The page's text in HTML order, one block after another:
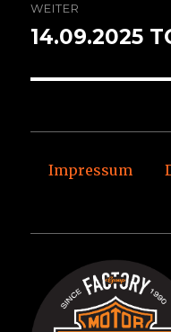
WEITER
Nächster
14.09.2025
Impressum